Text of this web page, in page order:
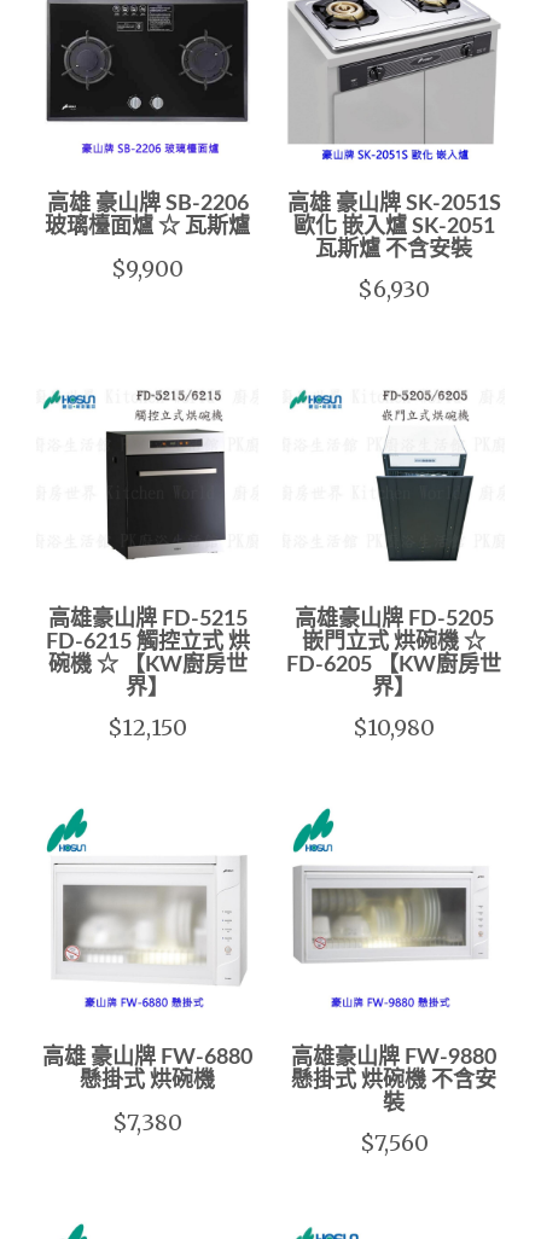
高雄 豪山牌 SB-2206
玻璃檯面爐 ☆ 瓦斯爐
$9,900
高雄 豪山牌 SK-2051S
歐化 嵌入爐 SK-2051
瓦斯爐 不含安裝
$6,930
高雄豪山牌 FD-5215
FD-6215 觸控立式 烘
碗機 ☆ 【KW廚房世
界】
$12,150
高雄豪山牌 FD-5205
嵌門立式 烘碗機 ☆
FD-6205 【KW廚房世
界】
$10,980
高雄 豪山牌 FW-6880
懸掛式 烘碗機
$7,380
高雄豪山牌 FW-9880
懸掛式 烘碗機 不含安
裝
$7,560